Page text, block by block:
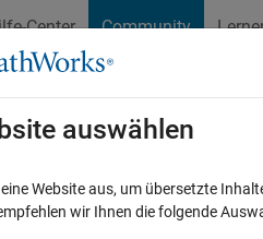
Center Community
Exchange Cody
Durchsuchen
for a vector
auswählen
eine Website aus, um übersetzte
wir Ihnen die folgende